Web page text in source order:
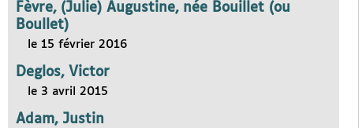
Fèvre, (Julie) Augustine, née Bouillet (ou
Boullet)
le 15 février 2016
Deglos, Victor
le 3 avril 2015
Adam, Justin